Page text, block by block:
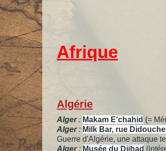
Afrique
Algérie
Alger: Makam E'chahid (=
Alger : Milk Bar, rue
Guerre d'Algérie, une attaque
Alger: Musée du Djihad